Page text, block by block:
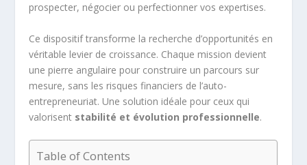
prospecter, négocier ou perfectionner vos expertises.
Ce dispositif transforme la recherche d’opportunités en
véritable levier de croissance. Chaque mission devient
une pierre angulaire pour construire un parcours sur
mesure, sans les risques financiers de l’auto-
entrepreneuriat. Une solution idéale pour ceux qui
valorisent stabilité et évolution professionnelle.
Table of Contents